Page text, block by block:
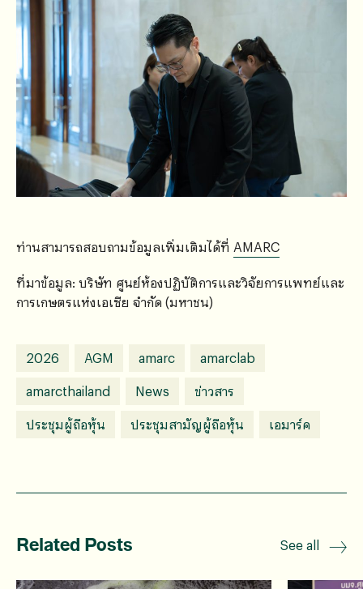
ท่านสามารถสอบถามข้อมูลเพิ่มเติมได้ที่ AMARC
ที่มาข้อมูล: บริษัท ศูนย์ห้องปฏิบัติการและวิจัยการแพทย์และ
การเกษตรแห่งเอเซีย จำกัด (มหาชน)
2026 AGM amarc
amarclab
amarcthailand
News
ข่าวสาร
ประชุมผู้ถือหุ้น
ประชุมสามัญผู้ถือหุ้น เอมาร์ค
Related Posts See all